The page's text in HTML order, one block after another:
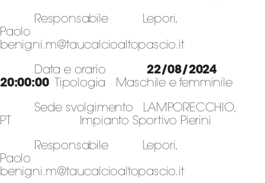
Responsabile Lepori,
Paolo
benigni.m@taucalcioaltopascio.it
Data e orario 22/08/2024
20:00:00Tipologia Maschile e femminile
Sede svolgimento LAMPORECCHIO,
PT Impianto Sportivo Pierini
Responsabile Lepori,
Paolo
benigni.m@taucalcioaltopascio.it